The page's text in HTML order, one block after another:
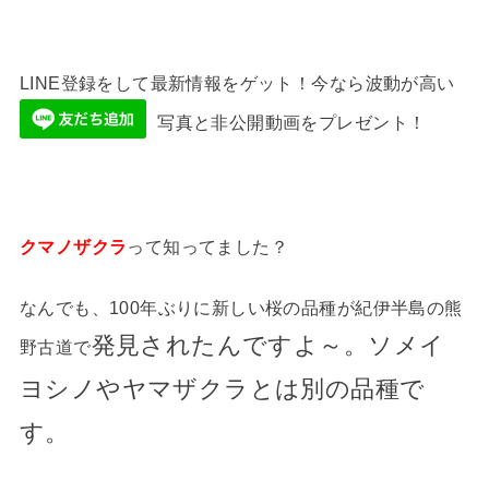
LINE登録をして最新情報をゲット！今なら波動が高い
写真と非公開動画をプレゼント！
クマノザクラ って知ってました？
なんでも、100年ぶりに新しい桜の品種が紀伊半島の熊
野古道で発見されたんですよ～。ソメイ
ヨシノやヤマザクラとは別の品種で
す。